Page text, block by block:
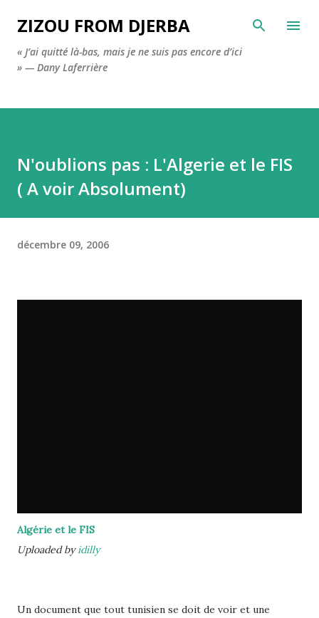
Accéder au contenu principal
ZIZOU FROM DJERBA
« J’ai quitté là-bas, mais je ne suis pas encore d’ici
» — Dany Laferrière
N'oublions pas : L'Algerie et le FIS
( A voir Absolument)
décembre 09, 2006
Algérie et le FIS
Uploaded byidilly
Un document que tout tunisien se doit de voir et une